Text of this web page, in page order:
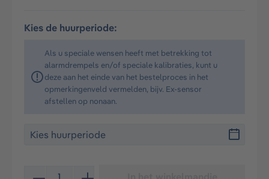
Kies de huurperiode:
Als u speciale wensen heeft met betrekking tot
alarmdrempels en/of speciale kalibraties, kunt u
deze aan het einde van het bestelproces in het
opmerkingenveld vermelden, bijv. Ex-sensor
afstellen op nonaan.
Producthoeveelheid: Voer de gewenste